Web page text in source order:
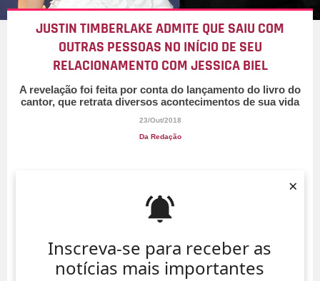
Inscreva-se para receber as
notícias mais importantes
×
JUSTIN TIMBERLAKE ADMITE QUE SAIU COM
OUTRAS PESSOAS NO INÍCIO DE SEU
RELACIONAMENTO COM JESSICA BIEL
A revelação foi feita por conta do lançamento do livro do
cantor, que retrata diversos acontecimentos de sua vida
23/Out/2018
Da Redação